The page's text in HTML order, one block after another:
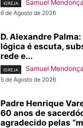
IGREJA Samuel Mendonça
6 de Agosto de 2026
D. Alexandre Palma:
lógica é escuta,
rede e...
IGREJA Samuel Mendonça
5 de Agosto de 2026
Padre Henrique
60 anos de
agradecido pelas